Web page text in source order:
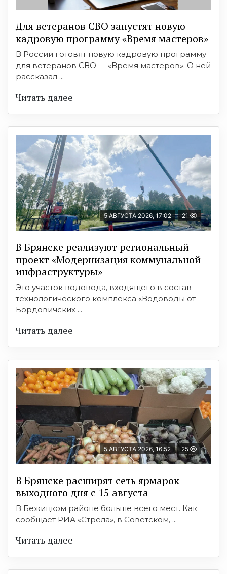
Для ветеранов СВО запустят новую
кадровую программу «Время мастеров»
В России готовят новую кадровую программу
для ветеранов СВО — «Время мастеров». О ней
рассказал ...
Читать далее
5 АВГУСТА 2026, 17:02 21
В Брянске реализуют региональный
проект «Модернизация коммунальной
инфраструктуры»
Это участок водовода, входящего в состав
технологического комплекса «Водоводы от
Бордовичских ...
Читать далее
5 АВГУСТА 2026, 16:52 25
В Брянске расширят сеть ярмарок
выходного дня с 15 августа
В Бежицком районе больше всего мест. Как
сообщает РИА «Стрела», в Советском, ...
Читать далее